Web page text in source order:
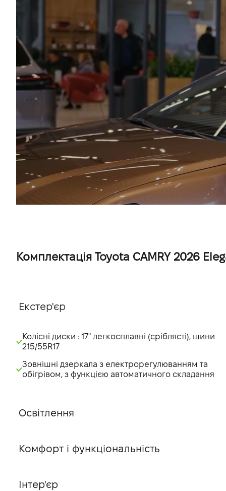
Комплектація Toyota CAMRY 2026
Екстер'єр
Колісні диски : 17" легкосплавні (сріблясті), шини
215/55R17
Зовнішні дзеркала з електрорегулюванням та
обігрівом, з функцією автоматичного складання
Освітлення
Комфорт і функціональність
Інтер'єр